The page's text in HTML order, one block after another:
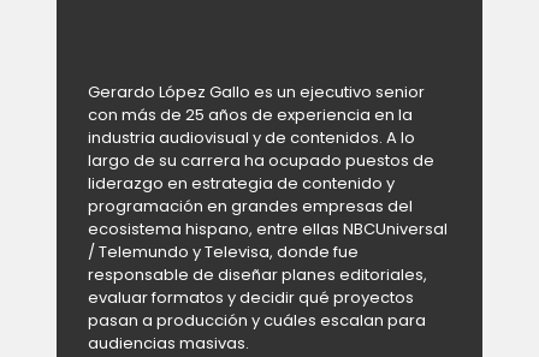
Gerardo López Gallo es un ejecutivo senior
con más de 25 años de experiencia en la
industria audiovisual y de contenidos. A lo
largo de su carrera ha ocupado puestos de
liderazgo en estrategia de contenido y
programación en grandes empresas del
ecosistema hispano, entre ellas NBCUniversal
/ Telemundo y Televisa, donde fue
responsable de diseñar planes editoriales,
evaluar formatos y decidir qué proyectos
pasan a producción y cuáles escalan para
audiencias masivas.